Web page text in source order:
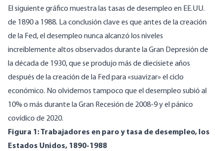
El siguiente gráfico muestra las tasas de desempleo en EE.UU.
de 1890 a 1988. La conclusión clave es que antes de la creación
de la Fed, el desempleo nunca alcanzó los niveles
increíblemente altos observados durante la Gran Depresión de
la década de 1930, que se produjo más de diecisiete años
después de la creación de la Fed para «suavizar» el ciclo
económico. No olvidemos tampoco que el desempleo subió al
10% o más durante la Gran Recesión de 2008-9 y el pánico
covídico de 2020.
Figura 1: Trabajadores en paro y tasa de desempleo, los
Estados Unidos, 1890-1988